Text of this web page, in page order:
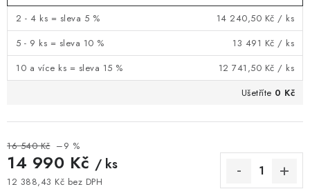
2 - 4 ks = sleva 5 %
14 240,50 Kč / ks
5 - 9 ks = sleva 10 %
13 491 Kč / ks
10 a více ks = sleva 15 %
12 741,50 Kč / ks
Ušetříte 0 Kč
16 540 Kč –9 %
14 990 Kč / ks
12 388,43 Kč bez DPH